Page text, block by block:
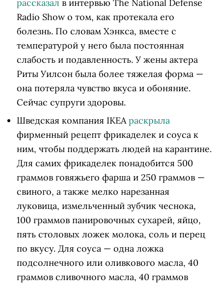
рассказал в интервью The National Defense
Radio Show о том, как протекала его
болезнь. По словам Хэнкса, вместе с
температурой у него была постоянная
слабость и подавленность. У жены актера
Риты Уилсон была более тяжелая форма —
она потеряла чувство вкуса и обоняние.
Сейчас супруги здоровы.
Шведская компания IKEAраскрыла
фирменный рецепт фрикаделек и соуса к
ним, чтобы поддержать людей на карантине.
Для самих фрикаделек понадобится 500
граммов говяжьего фарша и 250 граммов —
свиного, а также мелко нарезанная
луковица, измельченный зубчик чеснока,
100 граммов панировочных сухарей, яйцо,
пять столовых ложек молока, соль и перец
по вкусу. Для соуса — одна ложка
подсолнечного или оливкового масла, 40
граммов сливочного масла, 40 граммов